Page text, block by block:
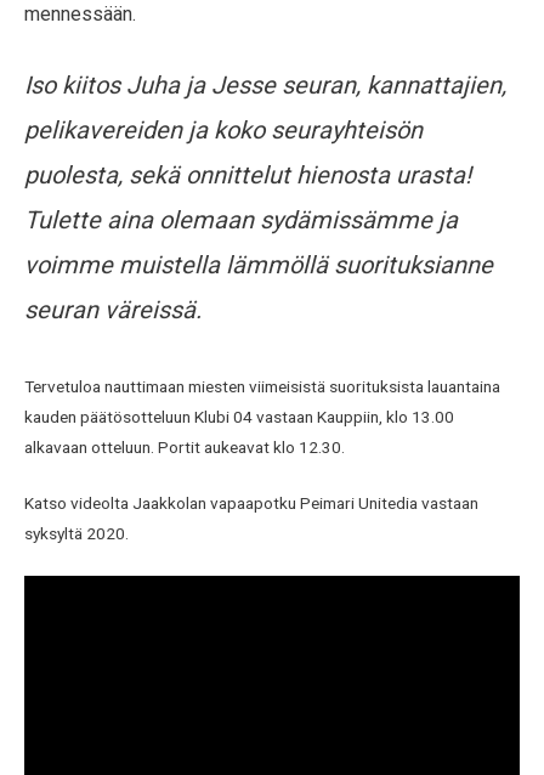
mennessään.
Iso kiitos Juha ja Jesse seuran, kannattajien,
pelikavereiden ja koko seurayhteisön
puolesta, sekä onnittelut hienosta urasta!
Tulette aina olemaan sydämissämme ja
voimme muistella lämmöllä suorituksianne
seuran väreissä.
Tervetuloa nauttimaan miesten viimeisistä suorituksista lauantaina
kauden päätösotteluun Klubi 04 vastaan Kauppiin, klo 13.00
alkavaan otteluun. Portit aukeavat klo 12.30.
Katso videolta Jaakkolan vapaapotku Peimari Unitedia vastaan
syksyltä 2020.